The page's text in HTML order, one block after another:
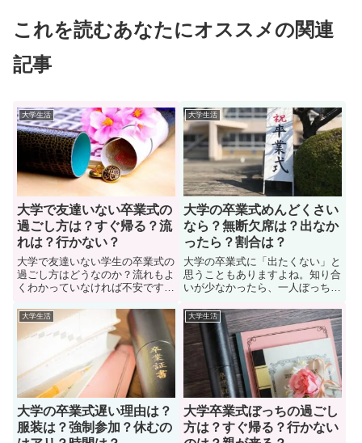
これを読むあなたにオススメの関連
記事
大学生活
大学で友達いない卒業式の
過ごし方は？すぐ帰る？流
れは？行かない？
大学で友達いない学生の卒業式の
過ごし方はどうなのか？流れもよ
くわかっていなければ不安です。
在学中に友達がおらず、当日をど
うやって乗り切るか？悩んでいる
学生も多い。では、大学の卒業式
に出席する予定だけど、友達がい
なくて悩んでいる人は、記事を呼
んでお悩みを解決していこう。
大学生活
大学の卒業式めんどくさい
なら？無断欠席は？出なか
ったら？割合は？
大学の卒業式に「出たくない」と
思うこともありますよね。知り合
いが少なかったら、一人ぼっちで
業式が終わったらすぐに帰宅する
学生もいます。事実、大学の卒業
式がめんどくさいし、友達もいな
いから休みたいと考えている学生
も多い。では、詳しく見ていきま
しょう。
大学生活
大学の卒業式遅い理由は？
服装は？強制参加？休むの
大学生活
大学卒業式ぼっちの過ごし
方は？すぐ帰る？行かない